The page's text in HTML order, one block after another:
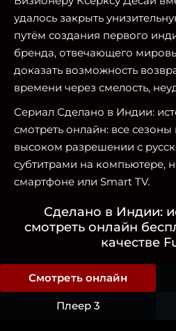
удалось закрыть
путём создания первого
бренда, отвечающего
доказать возможность
времени через смелость,
Сериал Сделано в Индии:
смотреть онлайн: все
высоком разрешении с
субтитрами на компьютере,
смартфоне или Smart TV.
Сделано в Индии:
смотреть онлайн
качестве
Смотреть онлайн
Плеер 3